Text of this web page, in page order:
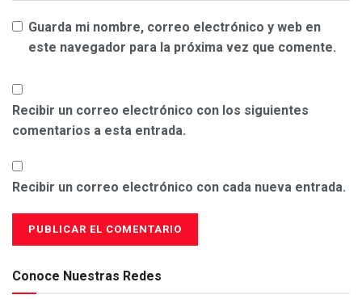
Guarda mi nombre, correo electrónico y web en
este navegador para la próxima vez que comente.
Recibir un correo electrónico con los siguientes
comentarios a esta entrada.
Recibir un correo electrónico con cada nueva entrada.
Conoce Nuestras Redes